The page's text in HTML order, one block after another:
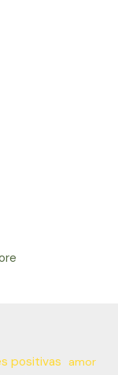
positivas
amor